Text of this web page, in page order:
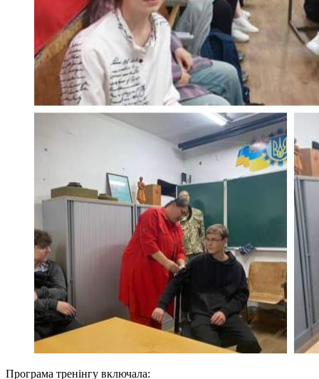
Програма тренінгу включала: